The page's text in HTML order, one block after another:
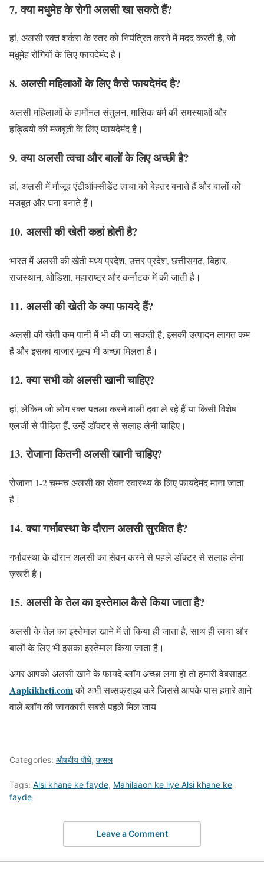
7. क्या मधुमेह के रोगी अलसी खा सकते हैं?
हां, अलसी रक्त शर्करा के स्तर को नियंत्रित करने में मदद करती है, जो
मधुमेह रोगियों के लिए फायदेमंद है।
8. अलसी महिलाओं के लिए कैसे फायदेमंद है?
अलसी महिलाओं के हार्मोनल संतुलन, मासिक धर्म की समस्याओं और
हड्डियों की मजबूती के लिए फायदेमंद है।
9. क्या अलसी त्वचा और बालों के लिए अच्छी है?
हां, अलसी में मौजूद एंटीऑक्सीडेंट त्वचा को बेहतर बनाते हैं और बालों को
मजबूत और घना बनाते हैं।
10. अलसी की खेती कहां होती है?
भारत में अलसी की खेती मध्य प्रदेश, उत्तर प्रदेश, छत्तीसगढ़, बिहार,
राजस्थान, ओडिशा, महाराष्ट्र और कर्नाटक में की जाती है।
11. अलसी की खेती के क्या फायदे हैं?
अलसी की खेती कम पानी में भी की जा सकती है, इसकी उत्पादन लागत कम
है और इसका बाजार मूल्य भी अच्छा मिलता है।
12. क्या सभी को अलसी खानी चाहिए?
हां, लेकिन जो लोग रक्त पतला करने वाली दवा ले रहे हैं या किसी विशेष
एलर्जी से पीड़ित हैं, उन्हें डॉक्टर से सलाह लेनी चाहिए।
13. रोजाना कितनी अलसी खानी चाहिए?
रोजाना 1-2 चम्मच अलसी का सेवन स्वास्थ्य के लिए फायदेमंद माना जाता
है।
14. क्या गर्भावस्था के दौरान अलसी सुरक्षित है?
गर्भावस्था के दौरान अलसी का सेवन करने से पहले डॉक्टर से सलाह लेना
ज़रूरी है।
15. अलसी के तेल का इस्तेमाल कैसे किया जाता है?
अलसी के तेल का इस्तेमाल खाने में तो किया ही जाता है, साथ ही त्वचा और
बालों के लिए भी इसका इस्तेमाल किया जाता है।
अगर आपको अलसी खाने के फायदे ब्लॉग अच्छा लगा हो तो हमारी वेबसाइट
Aapkikheti.comको अभी सब्सक्राइब करे जिससे आपके पास हमारे आने
वाले ब्लॉग की जानकारी सबसे पहले मिल जाय
Categories: औषधीय पौधे, फसल
Tags: Alsi khane ke fayde, Mahilaaon ke liye Alsi khane ke
fayde
Leave a Comment